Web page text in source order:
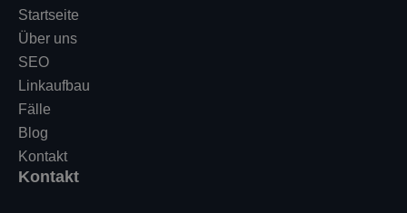
Startseite
Über uns
SEO
Linkaufbau
Fälle
Blog
Kontakt
Kontakt